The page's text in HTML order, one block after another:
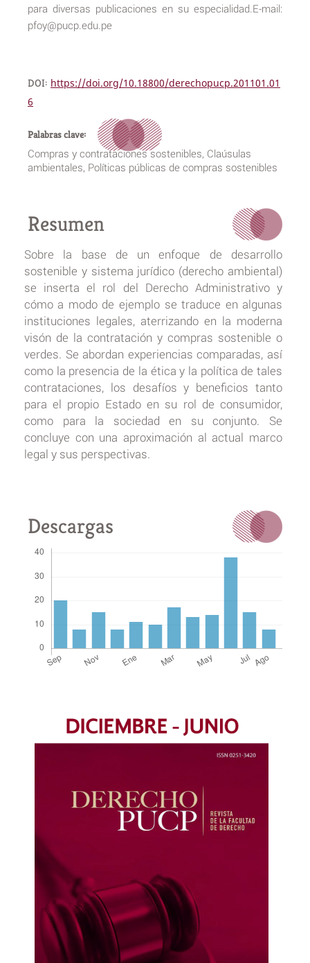
para diversas publicaciones en su especialidad.E-mail:
pfoy@pucp.edu.pe
DOI: https://doi.org/10.18800/derechopucp.201101.01
6
Palabras clave:
Compras y contrataciones sostenibles, Claúsulas
ambientales, Políticas públicas de compras sostenibles
Resumen
Sobre la base de un enfoque de desarrollo
sostenible y sistema jurídico (derecho ambiental)
se inserta el rol del Derecho Administrativo y
cómo a modo de ejemplo se traduce en algunas
instituciones legales, aterrizando en la moderna
visón de la contratación y compras sostenible o
verdes. Se abordan experiencias comparadas, así
como la presencia de la ética y la política de tales
contrataciones, los desafíos y beneficios tanto
para el propio Estado en su rol de consumidor,
como para la sociedad en su conjunto. Se
concluye con una aproximación al actual marco
legal y sus perspectivas.
Descargas